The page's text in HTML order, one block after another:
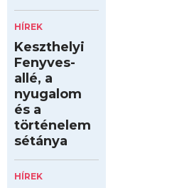
HÍREK
Keszthelyi
Fenyves-
allé, a
nyugalom
és a
történelem
sétánya
HÍREK